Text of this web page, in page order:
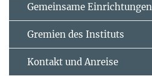
Gemeinsame Einrichtungen
Gremien des Instituts
Kontakt und Anreise